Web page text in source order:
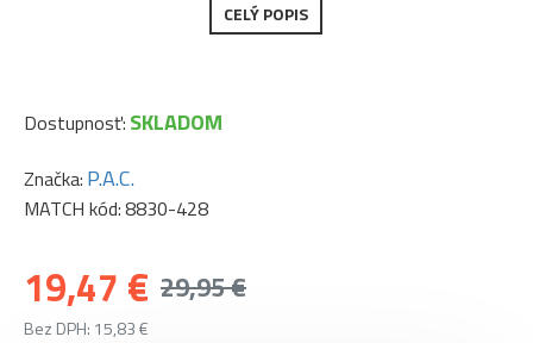
CELÝ POPIS
19,47 € 29,95 €
Bez DPH: 15,83 €
Dostupnosť: SKLADOM
Značka: P.A.C.
MATCH kód:8830-428